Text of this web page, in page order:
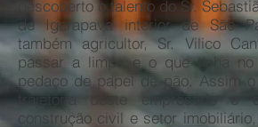
descoberto o talento do Sr.
de Igarapava interior de São
também agricultor, Sr. Vilico
passar a limpo e o que tinha no
pedaço de papel de pão. Assim
trajetória deste empresário e
construção civil e setor